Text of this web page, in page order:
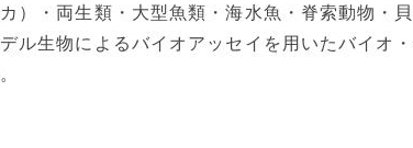
）・両生類・大型魚類・海水魚・脊索動物・
ル生物によるバイオアッセイを用いたバイオ